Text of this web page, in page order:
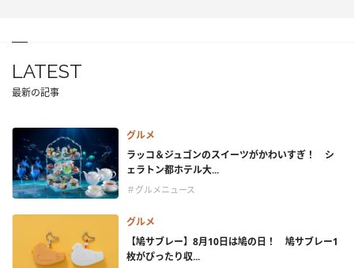
LATEST
最新の記事
グルメ
ラッコ＆ジュゴンのスイーツがかわいすぎ！ シ
ェラトン都ホテル大...
＃グルメニュース
グルメ
【鳩サブレー】8月10日は鳩の日！ 鳩サブレー1
枚がぴったり収...